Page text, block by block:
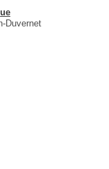
Duvernet